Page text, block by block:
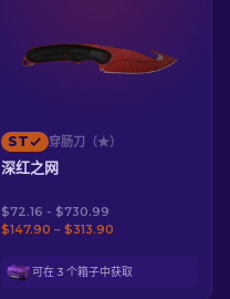
ST 穿肠刀（★）
深红之网
$72.16 - $730.99
$147.90 – $313.90
可在 3 个箱子中获取